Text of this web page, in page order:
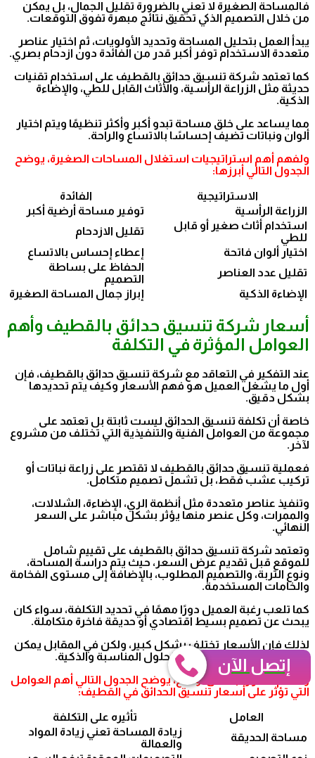
فالمساحة الصغيرة لا تعني بالضرورة تقليل الجمال، بل يمكن
من خلال التصميم الذكي تحقيق نتائج مبهرة تفوق التوقعات.
يبدأ العمل بتحليل المساحة وتحديد الأولويات، ثم اختيار عناصر
متعددة الاستخدام توفر أكبر قدر من الفائدة دون ازدحام بصري.
كما تعتمد شركة تنسيق حدائق بالقطيف على استخدام تقنيات
حديثة مثل الزراعة الرأسية، والأثاث القابل للطي، والإضاءة
الذكية.
مما يساعد على خلق مساحة تبدو أكبر وأكثر تنظيمًا ويتم اختيار
ألوان ونباتات تضيف إحساسًا بالاتساع والراحة.
ولفهم أهم استراتيجيات استغلال المساحات الصغيرة، يوضح
الجدول التالي أبرزها:
الاستراتيجية
الفائدة
الزراعة الرأسية
توفير مساحة أرضية أكبر
استخدام أثاث صغير أو قابل
للطي
تقليل الازدحام
اختيار ألوان فاتحة
إعطاء إحساس بالاتساع
تقليل عدد العناصر
الحفاظ على بساطة
التصميم
الإضاءة الذكية
إبراز جمال المساحة الصغيرة
أسعار شركة تنسيق حدائق بالقطيف وأهم
العوامل المؤثرة في التكلفة
عند التفكير في التعاقد مع شركة تنسيق حدائق بالقطيف، فإن
أول ما يشغل العميل هو فهم الأسعار وكيف يتم تحديدها
بشكل دقيق.
خاصة أن تكلفة تنسيق الحدائق ليست ثابتة بل تعتمد على
مجموعة من العوامل الفنية والتنفيذية التي تختلف من مشروع
لآخر.
فعملية تنسيق حدائق بالقطيف لا تقتصر على زراعة نباتات أو
تركيب عشب فقط، بل تشمل تصميم متكامل.
وتنفيذ عناصر متعددة مثل أنظمة الري، الإضاءة، الشلالات،
والممرات، وكل عنصر منها يؤثر بشكل مباشر على السعر
النهائي.
وتعتمد شركة تنسيق حدائق بالقطيف على تقييم شامل
للموقع قبل تقديم عرض السعر، حيث يتم دراسة المساحة،
ونوع التربة، والتصميم المطلوب، بالإضافة إلى مستوى الفخامة
والخامات المستخدمة.
كما تلعب رغبة العميل دورًا مهمًا في تحديد التكلفة، سواء كان
يبحث عن تصميم بسيط اقتصادي أو حديقة فاخرة متكاملة.
لذلك فإن الأسعار تختلف بشكل كبير، ولكن في المقابل يمكن
التحكم فيها من خلال اختيار الحلول المناسبة والذكية.
ولفهم الصورة بشكل أوضح، يوضح الجدول التالي أهم العوامل
التي تؤثر على أسعار تنسيق الحدائق في القطيف:
العامل
تأثيره على التكلفة
مساحة الحديقة
زيادة المساحة تعني زيادة المواد
والعمالة
إتصل الآن